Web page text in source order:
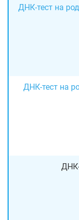
ДНК-тест на
ДНК-тест на